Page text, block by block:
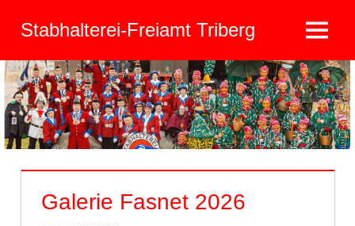
Inhalt
springen
Stabhalterei-Freiamt Triberg Menu
Galerie Fasnet 2026